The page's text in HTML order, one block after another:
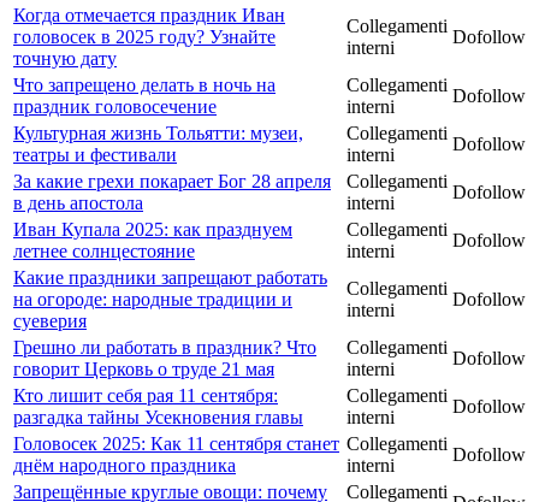
Когда отмечается праздник Иван
головосек в 2025 году? Узнайте
точную дату
Collegamenti
interni
Dofollow
Что запрещено делать в ночь на
праздник головосечение
Collegamenti
interni
Dofollow
Культурная жизнь Тольятти: музеи,
театры и фестивали
Collegamenti
interni
Dofollow
За какие грехи покарает Бог 28 апреля
в день апостола
Collegamenti
interni
Dofollow
Иван Купала 2025: как празднуем
летнее солнцестояние
Collegamenti
interni
Dofollow
Какие праздники запрещают работать
на огороде: народные традиции и
суеверия
Collegamenti
interni
Dofollow
Грешно ли работать в праздник? Что
говорит Церковь о труде 21 мая
Collegamenti
interni
Dofollow
Кто лишит себя рая 11 сентября:
разгадка тайны Усекновения главы
Collegamenti
interni
Dofollow
Головосек 2025: Как 11 сентября станет
днём народного праздника
Collegamenti
interni
Dofollow
Запрещённые круглые овощи: почему
Collegamenti